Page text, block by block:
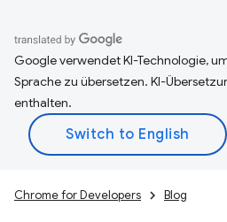
Google verwendet KI-Technologie,
Sprache zu übersetzen. KI-
enthalten.
Chrome for Developers Blog